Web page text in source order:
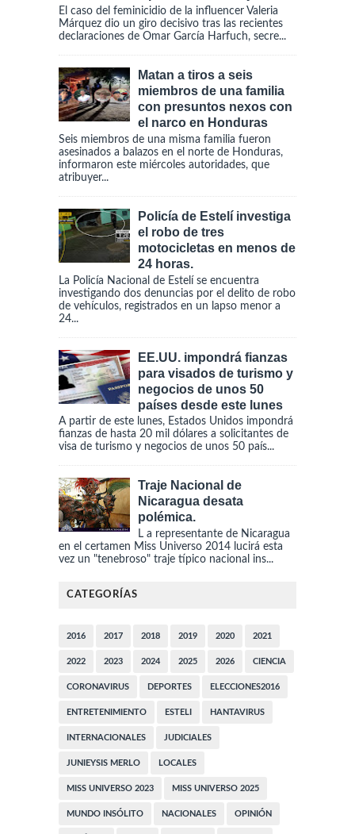
El caso del feminicidio de la influencer Valeria
Márquez dio un giro decisivo tras las recientes
declaraciones de Omar García Harfuch, secre...
Matan a tiros a seis
miembros de una familia
con presuntos nexos con
el narco en Honduras
Seis miembros de una misma familia fueron
asesinados a balazos en el norte de Honduras,
informaron este miércoles autoridades, que
atribuyer...
Policía de Estelí investiga
el robo de tres
motocicletas en menos de
24 horas.
La Policía Nacional de Estelí se encuentra
investigando dos denuncias por el delito de robo
de vehículos, registrados en un lapso menor a
24...
EE.UU. impondrá fianzas
para visados de turismo y
negocios de unos 50
países desde este lunes
A partir de este lunes, Estados Unidos impondrá
fianzas de hasta 20 mil dólares a solicitantes de
visa de turismo y negocios de unos 50 país...
Traje Nacional de
Nicaragua desata
polémica.
L a representante de Nicaragua
en el certamen Miss Universo 2014 lucirá esta
vez un "tenebroso" traje típico nacional ins...
CATEGORÍAS
2016 2017 2018 2019 2020 2021
2022 2023 2024 2025 2026 CIENCIA
CORONAVIRUS DEPORTES ELECCIONES2016
ENTRETENIMIENTO ESTELI HANTAVIRUS
INTERNACIONALES JUDICIALES
JUNIEYSIS MERLO LOCALES
MISS UNIVERSO 2023 MISS UNIVERSO 2025
MUNDO INSÓLITO NACIONALES OPINIÓN